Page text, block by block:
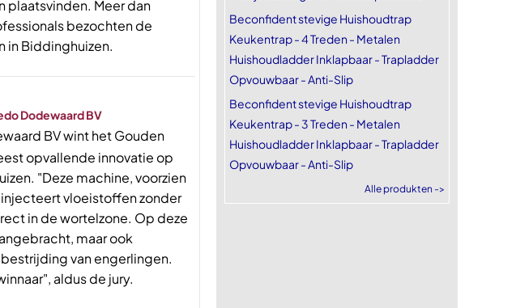
plaatsvinden. Meer dan
bezochten de
in Biddinghuizen.
Dodewaard BV
BV wint het Gouden
opvallende innovatie op
"Deze machine, voorzien
vloeistoffen zonder
in de wortelzone. Op deze
maar ook
van engerlingen.
aldus de jury.
Beconfident stevige Huishoudtrap
Keukentrap - 4 Treden - Metalen
Huishoudladder Inklapbaar - Trapladder
Opvouwbaar - Anti-Slip
Beconfident stevige Huishoudtrap
Keukentrap - 3 Treden - Metalen
Huishoudladder Inklapbaar - Trapladder
Opvouwbaar - Anti-Slip
Alle produkten ->